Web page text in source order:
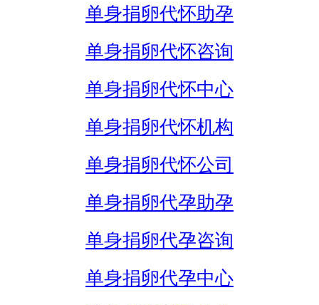
单身捐卵代怀助孕
单身捐卵代怀咨询
单身捐卵代怀中心
单身捐卵代怀机构
单身捐卵代怀公司
单身捐卵代孕助孕
单身捐卵代孕咨询
单身捐卵代孕中心